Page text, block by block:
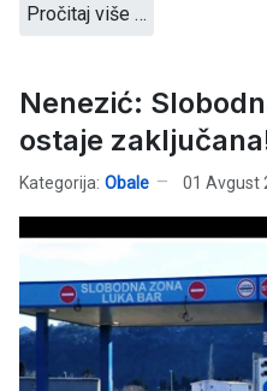
Pročitaj više …
Nenezić:
ostaje
Kategorija: Obale 01 Avgust